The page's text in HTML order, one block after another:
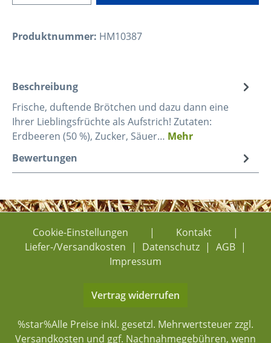
Produktnummer: HM10387
Beschreibung
Frische, duftende Brötchen und dazu dann eine
Ihrer Lieblingsfrüchte als Aufstrich! Zutaten:
Erdbeeren (50 %), Zucker, Säuer… Mehr
Bewertungen
Cookie-Einstellungen | Kontakt
|
Liefer-/Versandkosten | Datenschutz | AGB |
Impressum
Vertrag widerrufen
%star%Alle Preise inkl. gesetzl. Mehrwertsteuer zzgl.
Versandkosten und ggf. Nachnahmegebühren, wenn